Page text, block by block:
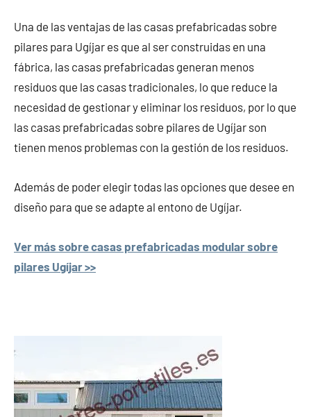
Una de las ventajas de las casas prefabricadas sobre
pilares para Ugíjar es que al ser construidas en una
fábrica, las casas prefabricadas generan menos
residuos que las casas tradicionales, lo que reduce la
necesidad de gestionar y eliminar los residuos, por lo que
las casas prefabricadas sobre pilares de Ugíjar son
tienen menos problemas con la gestión de los residuos.
Además de poder elegir todas las opciones que desee en
diseño para que se adapte al entono de Ugíjar.
Ver más sobre casas prefabricadas modular sobre
pilares Ugíjar >>